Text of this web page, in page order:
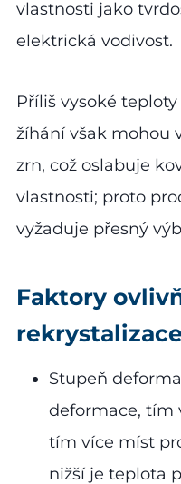
vlastnosti jako
elektrická vodivost.
Příliš vysoké
žíhání však mohou
zrn, což oslabuje
vlastnosti; proto
vyžaduje přesný
Faktory
rekrystalizace
Stupeň
deformace, tím
tím více míst
nižší je teplota